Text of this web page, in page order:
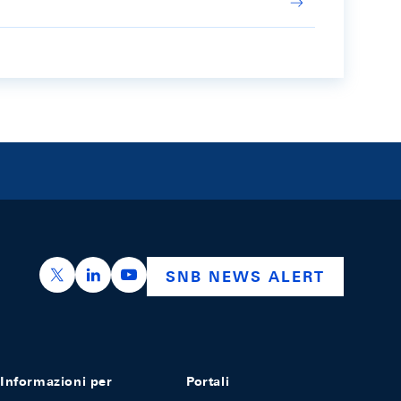
https://x.com/snb_bns
https://ch.linkedin.com/company/swiss-
https://www.youtube.com/
SNB NEWS ALERT
Informazioni per Portali